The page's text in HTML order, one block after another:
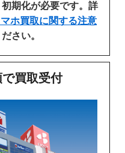
期化が必要です。詳
ホ買取に関する注意
さい。
買取受付